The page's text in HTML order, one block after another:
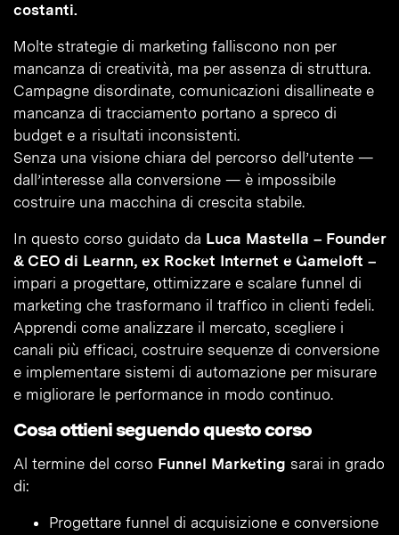
costanti.
Molte strategie di marketing falliscono non per
mancanza di creatività, ma per assenza di struttura.
Campagne disordinate, comunicazioni disallineate e
mancanza di tracciamento portano a spreco di
budget e a risultati inconsistenti.
Senza una visione chiara del percorso dell’utente —
dall’interesse alla conversione — è impossibile
costruire una macchina di crescita stabile.
In questo corso guidato da Luca Mastella – Founder
& CEO di Learnn, ex Rocket Internet e Gameloft –
impari a progettare, ottimizzare e scalare funnel di
marketing che trasformano il traffico in clienti fedeli.
Apprendi come analizzare il mercato, scegliere i
canali più efficaci, costruire sequenze di conversione
e implementare sistemi di automazione per misurare
e migliorare le performance in modo continuo.
Cosa ottieni seguendo questo corso
Al termine del corso Funnel Marketing sarai in grado
di:
Progettare funnel di acquisizione e conversione